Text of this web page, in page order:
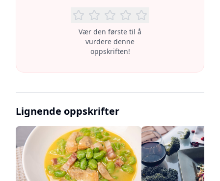
Vær den første til å
vurdere denne
oppskriften!
Lignende oppskrifter